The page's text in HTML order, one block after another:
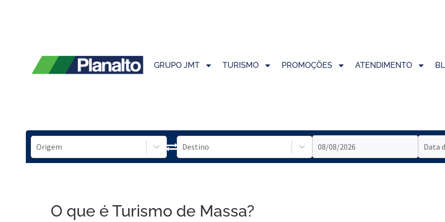
GRUPO JMT TURISMO PROMOÇÕES ATENDIMENTO
O que é Turismo de Massa?